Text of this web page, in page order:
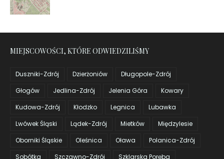
MIEJSCOWOŚCI, KTÓRE ODWIEDZILIŚMY
Duszniki-Zdrój Dzierżoniów
Długopole-Zdrój
Głogów
Jedlina-Zdrój Jelenia Góra
Kowary
Kudowa-Zdrój
Kłodzko Legnica
Lubawka
Lwówek Śląski
Lądek-Zdrój Mietków
Międzylesie
Oborniki Śląskie
Oleśnica Oława
Polanica-Zdrój
Sobótka
Szczawno-Zdrój Szklarska Poręba